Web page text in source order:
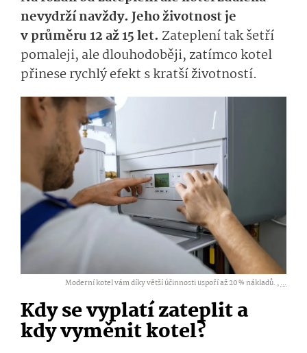
nevydrží navždy. Jeho životnost je
v průměru 12 až 15 let. Zateplení tak šetří
pomaleji, ale dlouhodoběji, zatímco kotel
přinese rychlý efekt s kratší životností.
Moderní kotel vám díky větší účinnosti uspoří až 20 % nákladů. ,...
Kdy se vyplatí zateplit a
kdy vyměnit kotel?